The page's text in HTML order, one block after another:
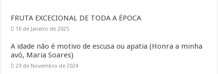
FRUTA EXCECIONAL DE TODA A ÉPOCA
16 de Janeiro de 2025
A idade não é motivo de escusa ou apatia (Honra a minha
avó, Maria Soares)
29 de Novembro de 2024